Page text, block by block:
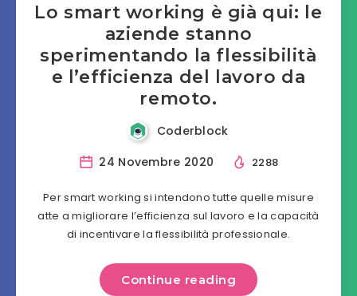
Lo smart working è già qui: le
aziende stanno
sperimentando la flessibilità
e l’efficienza del lavoro da
remoto.
Coderblock
24 Novembre 2020
2288
Per smart working si intendono tutte quelle misure
atte a migliorare l’efficienza sul lavoro e la capacità
di incentivare la flessibilità professionale.
Continue reading